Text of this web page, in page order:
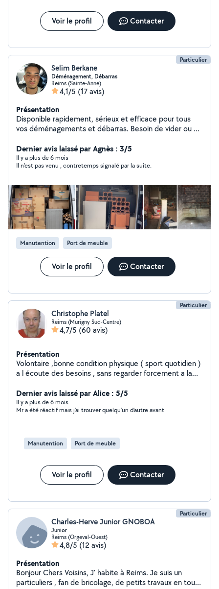
Voir le profil Contacter
Particulier
Selim Berkane
Déménagement, Débarras
Reims (Sainte-Anne)
4,1/5 (17 avis)
Présentation
Disponible rapidement, sérieux et efficace pour tous
vos déménagements et débarras. Besoin de vider ou de
débarras rapides, propres et organisés. Maisons,
appartements, caves ou locaux : j'interviens avec
efficacité et soin, pour vous libérer l'espace et l'esprit.
Dernier avis laissé par Agnès : 3/5
Il y a plus de 6 mois
Il n'est pas venu , contretemps signalé par la suite.
Manutention Port de meuble
Voir le profil Contacter
Particulier
Christophe Platel
Reims (Murigny Sud-Centre)
4,7/5 (60 avis)
Présentation
Volontaire ,bonne condition physique ( sport quotidien )
a l écoute des besoins , sans regarder forcement a la
le sourire meme dans les taches difficiles !!
Dernier avis laissé par Alice : 5/5
Il y a plus de 6 mois
Mr a été réactif mais j’ai trouver quelqu’un d’autre avant
Manutention Port de meuble
Voir le profil Contacter
Particulier
Charles-Herve Junior GNOBOA
Junior
Reims (Orgeval-Ouest)
4,8/5 (12 avis)
Présentation
Bonjour Chers Voisins, J' habite à Reims. Je suis un
particuliers , fan de bricolage, de petits travaux en tout